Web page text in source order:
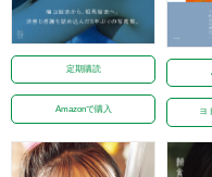
定期購読
Amazonで購入 ヨ